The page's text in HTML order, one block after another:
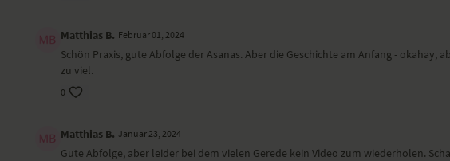
Matthias B. Februar 01, 2024
Schön Praxis, gute Abfolge der Asanas. Aber die Geschichte am Anfang -
zu viel.
0
Matthias B. Januar 23, 2024
Gute Abfolge, aber leider bei dem vielen Gerede kein Video zum wiederholen.